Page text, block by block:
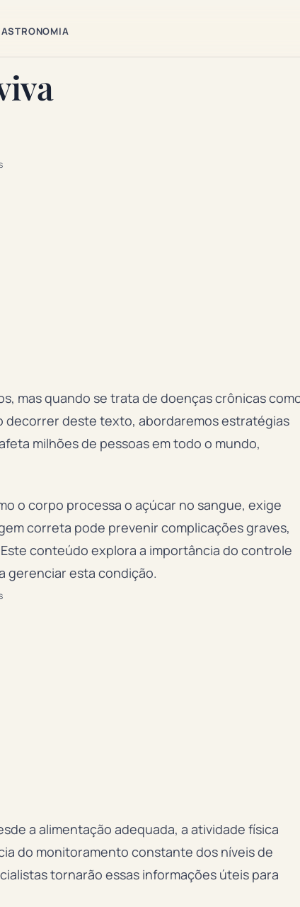
ASTRONOMIA
mas quando se trata de doenças crônicas
decorrer deste texto, abordaremos estratégias
milhões de pessoas em todo o mundo,
o corpo processa o açúcar no sangue, exige
correta pode prevenir complicações graves,
conteúdo explora a importância do controle
gerenciar esta condição.
a alimentação adequada, a atividade física
do monitoramento constante dos níveis de
tornarão essas informações úteis para